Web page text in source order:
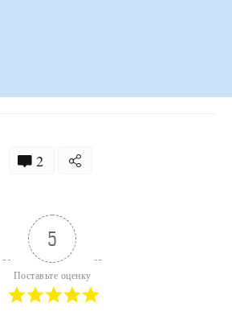
2
5
Поставьте оценку